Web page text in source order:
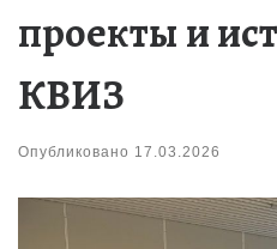
проекты и
КВИЗ
Опубликовано 17.03.2026